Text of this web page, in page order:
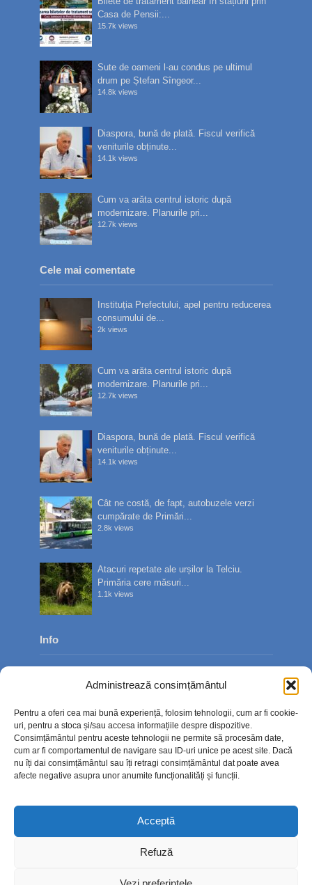
Administrează consimțământul
Pentru a oferi cea mai bună experiență, folosim tehnologii, cum ar fi cookie-
uri, pentru a stoca și/sau accesa informațiile despre dispozitive.
Consimțământul pentru aceste tehnologii ne permite să procesăm date,
cum ar fi comportamentul de navigare sau ID-uri unice pe acest site. Dacă
nu îți dai consimțământul sau îți retragi consimțământul dat poate avea
afecte negative asupra unor anumite funcționalități și funcții.
Acceptă
Refuză
Casa de Pensii:...
15.7k views
Sute de oameni l-au condus pe ultimul
drum pe Ștefan Sîngeor...
14.8k views
Diaspora, bună de plată. Fiscul verifică
veniturile obținute...
14.1k views
Cum va arăta centrul istoric după
modernizare. Planurile pri...
12.7k views
Cele mai comentate
Instituția Prefectului, apel pentru reducerea
consumului de...
2k views
Cum va arăta centrul istoric după
modernizare. Planurile pri...
12.7k views
Diaspora, bună de plată. Fiscul verifică
veniturile obținute...
14.1k views
Cât ne costă, de fapt, autobuzele verzi
cumpărate de Primări...
2.8k views
Atacuri repetate ale urșilor la Telciu.
Primăria cere măsuri...
1.1k views
Info
Contact
Politica de confidențialitate
Politică cookie-uri (UE)